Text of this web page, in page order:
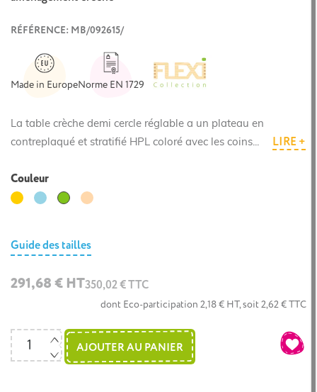
RÉFÉRENCE: MB/092615/
Made in EuropeNorme EN 1729
La table crèche demi cercle réglable a un plateau en
contreplaqué et stratifié HPL coloré avec les coins...
LIRE +
Couleur
JauneBleu
Vert
Hêtre
Guide des tailles
291,68 € HT350,02 € TTC
dont Eco-participation 2,18 € HT, soit 2,62 € TTC
AJOUTER AU PANIER